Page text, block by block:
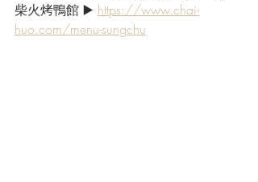
柴火烤鴨館 ▶️ https://www.chai-
huo.com/menu-sungchu